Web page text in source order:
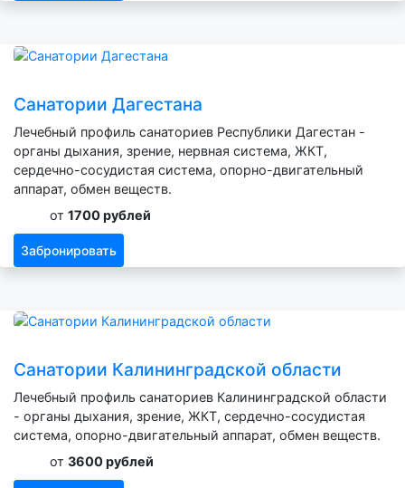
Санатории Дагестана
Лечебный профиль санаториев Республики Дагестан -
органы дыхания, зрение, нервная система, ЖКТ,
сердечно-сосудистая система, опорно-двигательный
аппарат, обмен веществ.
от 1700 рублей
Забронировать
Санатории Калининградской области
Лечебный профиль санаториев Калининградской области
- органы дыхания, зрение, ЖКТ, сердечно-сосудистая
система, опорно-двигательный аппарат, обмен веществ.
от 3600 рублей